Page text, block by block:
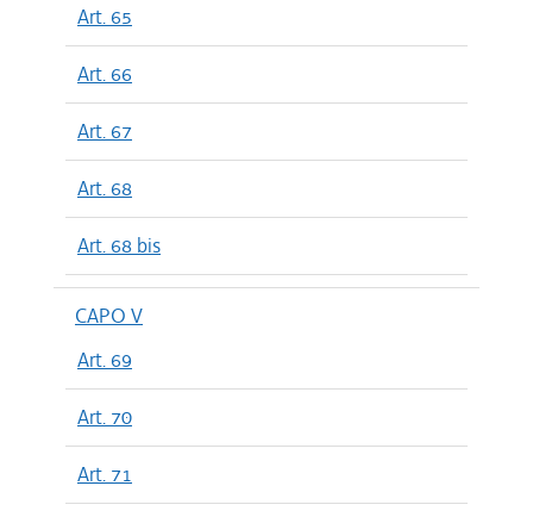
Art. 65
Art. 66
Art. 67
Art. 68
Art. 68 bis
CAPO V
Art. 69
Art. 70
Art. 71